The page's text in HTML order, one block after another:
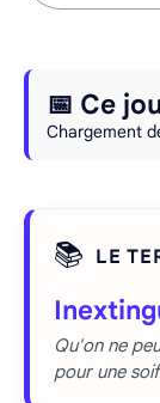
📅 Ce
Chargement
📚 LE
Qu'on ne
pour une